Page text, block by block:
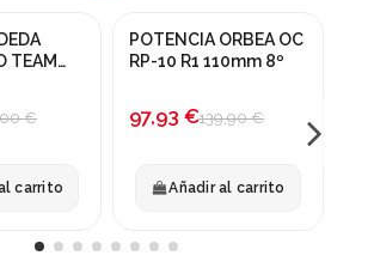
TEAM
€
carrito
¡En oferta!
POTENCIA ORBEA OC
RP-10 R1 110mm 8º
97,93 €139,90 €
Añadir al carrito